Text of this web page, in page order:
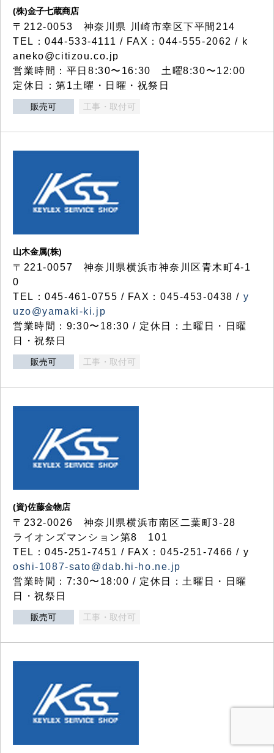
(株)金子七蔵商店
〒212-0053 神奈川県 川崎市幸区下平間214
TEL：044-533-4111 / FAX：044-555-2062 / k
aneko@citizou.co.jp
営業時間：平日8:30〜16:30 土曜8:30〜12:00
定休日：第1土曜・日曜・祝祭日
販売可 工事・取付可
山木金属(株)
〒221-0057 神奈川県横浜市神奈川区青木町4-1
0
TEL：045-461-0755 / FAX：045-453-0438 / y
uzo@yamaki-ki.jp
営業時間：9:30〜18:30 / 定休日：土曜日・日曜
日・祝祭日
販売可 工事・取付可
(資)佐藤金物店
〒232-0026 神奈川県横浜市南区二葉町3-28
ライオンズマンション第8 101
TEL：045-251-7451 / FAX：045-251-7466 / y
oshi-1087-sato@dab.hi-ho.ne.jp
営業時間：7:30〜18:00 / 定休日：土曜日・日曜
日・祝祭日
販売可 工事・取付可